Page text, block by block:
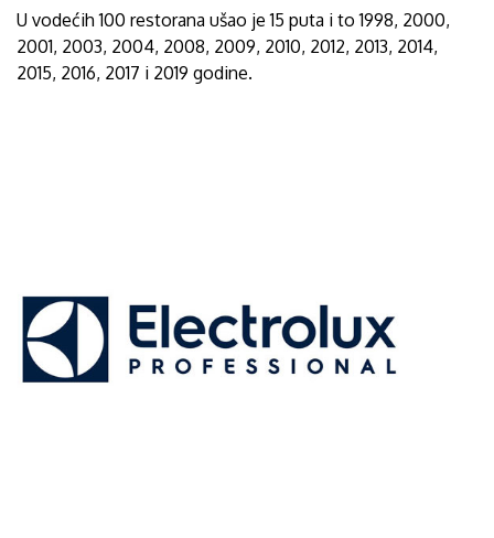
U vodećih 100 restorana ušao je 15 puta i to 1998, 2000,
2001, 2003, 2004, 2008, 2009, 2010, 2012, 2013, 2014,
2015, 2016, 2017 i 2019 godine.